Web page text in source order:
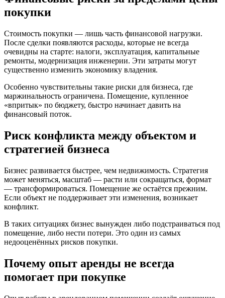
покупки
Стоимость покупки — лишь часть финансовой нагрузки.
После сделки появляются расходы, которые не всегда
очевидны на старте: налоги, эксплуатация, капитальные
ремонты, модернизация инженерии. Эти затраты могут
существенно изменить экономику владения.
Особенно чувствительны такие риски для бизнеса, где
маржинальность ограничена. Помещение, купленное
«впритык» по бюджету, быстро начинает давить на
финансовый поток.
Риск конфликта между объектом и
стратегией бизнеса
Бизнес развивается быстрее, чем недвижимость. Стратегия
может меняться, масштаб — расти или сокращаться, формат
— трансформироваться. Помещение же остаётся прежним.
Если объект не поддерживает эти изменения, возникает
конфликт.
В таких ситуациях бизнес вынужден либо подстраиваться под
помещение, либо нести потери. Это один из самых
недооценённых рисков покупки.
Почему опыт аренды не всегда
помогает при покупке